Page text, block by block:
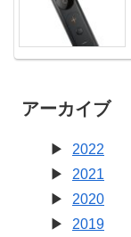
アーカイブ
2022
2021
2020
2019